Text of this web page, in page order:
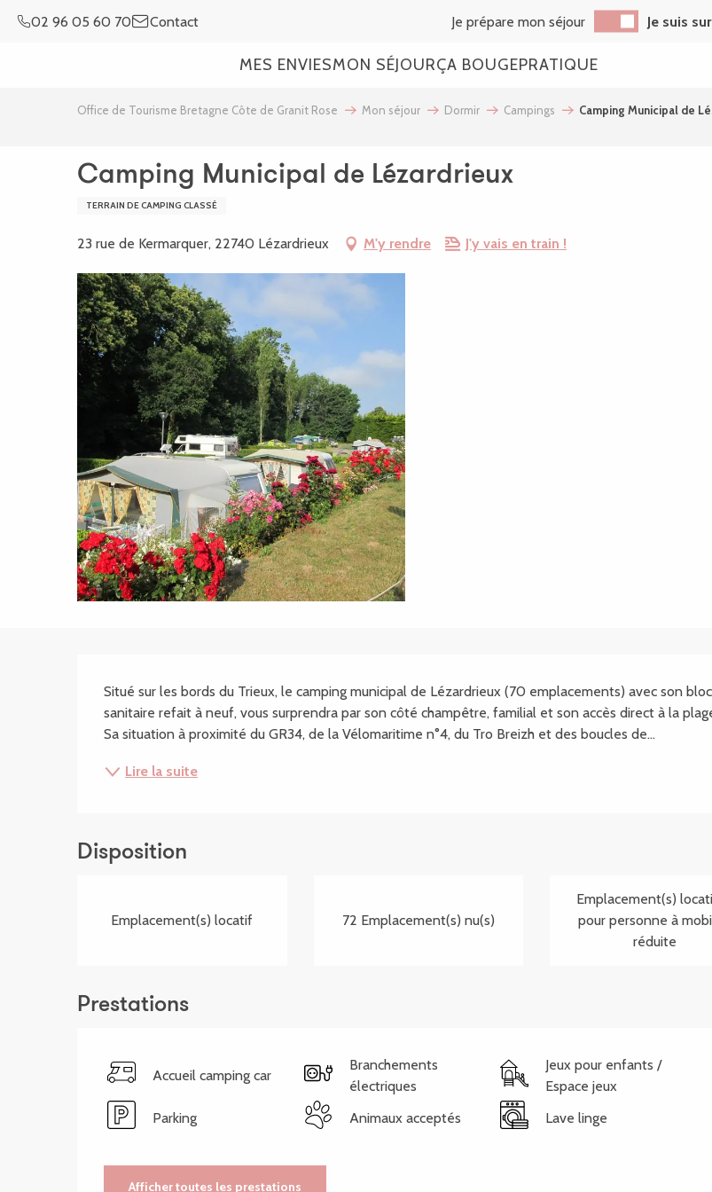
02 96 05 60 70 Contact Je prépare mon séjour Je suis
MES ENVIESMON SÉJOURÇA BOUGEPRATIQUE
Office de Tourisme Bretagne Côte de Granit Rose Mon séjour Dormir Campings Camping Municipal de
Camping Municipal de Lézardrieux
TERRAIN DE CAMPING CLASSÉ
23 rue de Kermarquer, 22740 Lézardrieux M'y rendre J'y vais en train !
Description
Situé sur les bords du Trieux, le camping municipal de Lézardrieux (70 emplacements) avec son bloc
sanitaire refait à neuf, vous surprendra par son côté champêtre, familial et son accès direct à la
Sa situation à proximité du GR34, de la Vélomaritime n°4, du Tro Breizh et des boucles de...
Lire la suite
Disposition
Emplacement(s) locatif 72 Emplacement(s) nu(s)
Emplacement(s)
pour personne à
réduite
Prestations
Accueil camping car
Branchements
électriques
Jeux pour enfants /
Espace jeux
Parking
Animaux acceptés Lave linge
Afficher toutes les prestations